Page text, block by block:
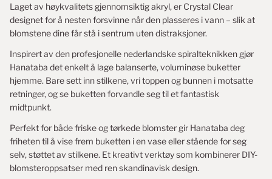
Laget av høykvalitets gjennomsiktig akryl, er Crystal Clear
designet for å nesten forsvinne når den plasseres i vann – slik at
blomstene dine får stå i sentrum uten distraksjoner.
Inspirert av den profesjonelle nederlandske spiralteknikken gjør
Hanataba det enkelt å lage balanserte, voluminøse buketter
hjemme. Bare sett inn stilkene, vri toppen og bunnen i motsatte
retninger, og se buketten forvandle seg til et fantastisk
midtpunkt.
Perfekt for både friske og tørkede blomster gir Hanataba deg
friheten til å vise frem buketten i en vase eller stående for seg
selv, støttet av stilkene. Et kreativt verktøy som kombinerer DIY-
blomsteroppsatser med ren skandinavisk design.